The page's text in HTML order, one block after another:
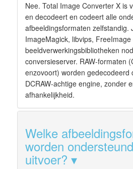
Nee. Total Image Converter X is
en decodeert en codeert alle
afbeeldingsformaten zelfstandig.
ImageMagick, libvips,
beeldverwerkingsbibliotheken
conversieserver. RAW-formaten
enzovoort) worden gedecodeerd
DCRAW-achtige engine, zonder
afhankelijkheid.
Welke
worden
uitvoer?